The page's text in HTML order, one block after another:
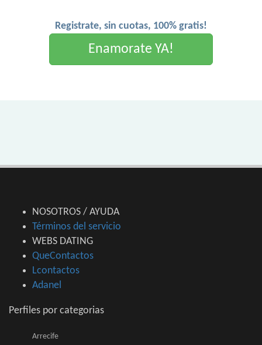
Registrate, sin cuotas, 100% gratis!
Enamorate YA!
NOSOTROS / AYUDA
Términos del servicio
WEBS DATING
QueContactos
Lcontactos
Adanel
Perfiles por categorias
Arrecife